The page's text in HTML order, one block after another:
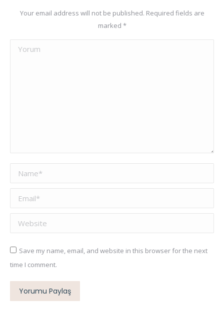
Your email address will not be published. Required fields are
marked *
Yorum
Name *
Email *
Website
Save my name, email, and website in this browser for the next
time I comment.
Yorumu Paylaş